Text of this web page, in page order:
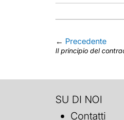
← Precedente
Il principio del
SU DI NOI
Contatti